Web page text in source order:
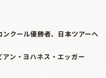
クール優勝者、日本ツアーへ
ン・ヨハネス・エッガー